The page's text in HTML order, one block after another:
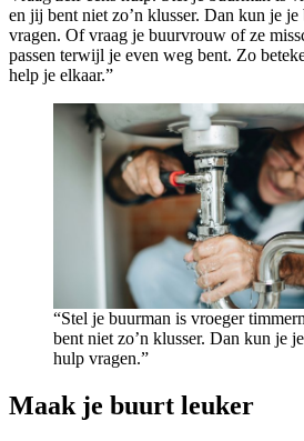
en jij bent niet zo’n klusser. Dan kun je
vragen. Of vraag je buurvrouw of ze
passen terwijl je even weg bent. Zo
help je elkaar.”
“Stel je buurman is vroeger
bent niet zo’n klusser. Dan kun je
hulp vragen.”
Maak je buurt leuker